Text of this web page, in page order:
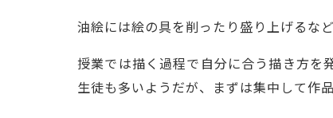
油絵には絵の具を削ったり盛り上げるな
授業では描く過程で自分に合う描き方を
生徒も多いようだが、まずは集中して作